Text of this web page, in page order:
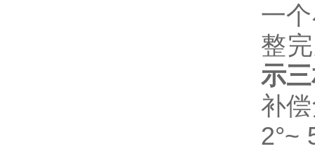
一
整
示
补
2°~